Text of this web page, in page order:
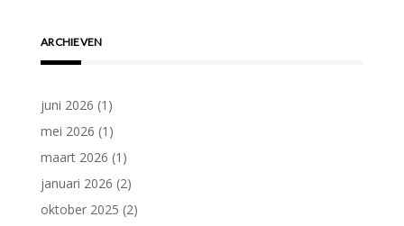
ARCHIEVEN
juni 2026 (1)
mei 2026 (1)
maart 2026 (1)
januari 2026 (2)
oktober 2025 (2)